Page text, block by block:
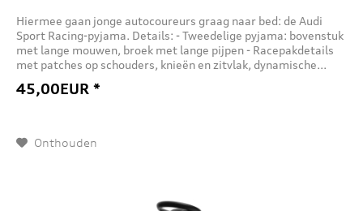
Hiermee gaan jonge autocoureurs graag naar bed: de Audi
Sport Racing-pyjama. Details: - Tweedelige pyjama: bovenstuk
met lange mouwen, broek met lange pijpen - Racepakdetails
met patches op schouders, knieën en zitvlak, dynamische...
45,00EUR *
Onthouden